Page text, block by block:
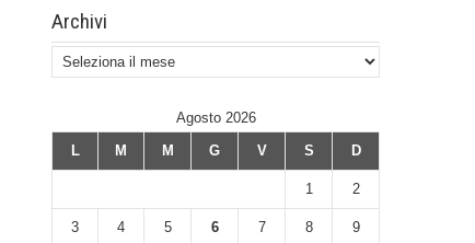
Archivi
Archivi
Agosto 2026
L
M M G V S D
1 2
3 4 5 6 7 8 9